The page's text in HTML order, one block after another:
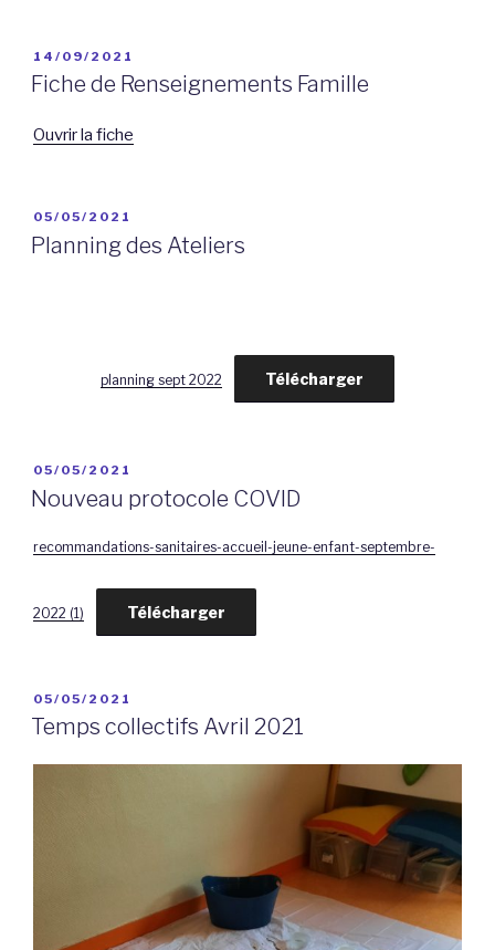
PUBLIÉ
LE
14/09/2021
Fiche de Renseignements Famille
Ouvrir la fiche
PUBLIÉ
LE
05/05/2021
Planning des Ateliers
planning sept 2022 Télécharger
PUBLIÉ
LE
05/05/2021
Nouveau protocole COVID
recommandations-sanitaires-accueil-jeune-enfant-septembre-
2022 (1) Télécharger
PUBLIÉ
LE
05/05/2021
Temps collectifs Avril 2021